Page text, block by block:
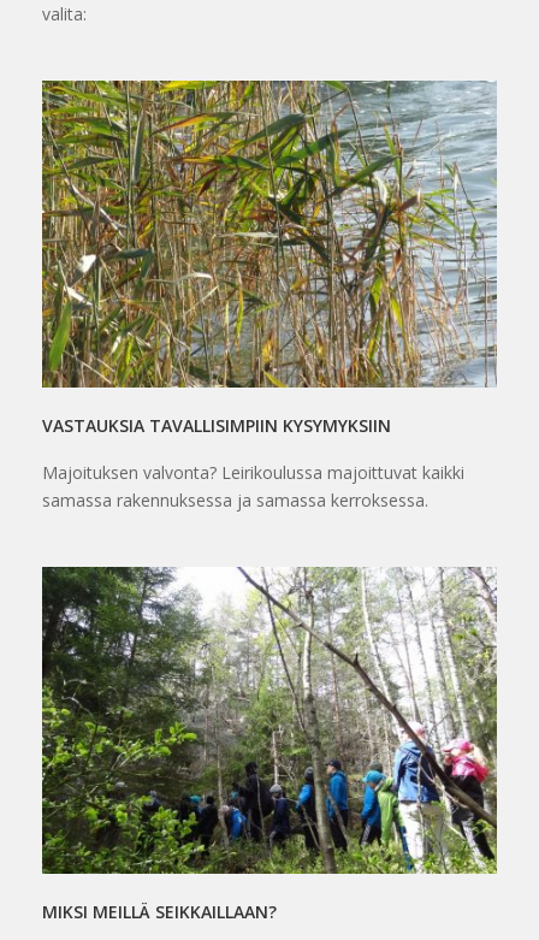
valita:
VASTAUKSIA TAVALLISIMPIIN KYSYMYKSIIN
Majoituksen valvonta? Leirikoulussa majoittuvat kaikki
samassa rakennuksessa ja samassa kerroksessa.
MIKSI MEILLÄ SEIKKAILLAAN?